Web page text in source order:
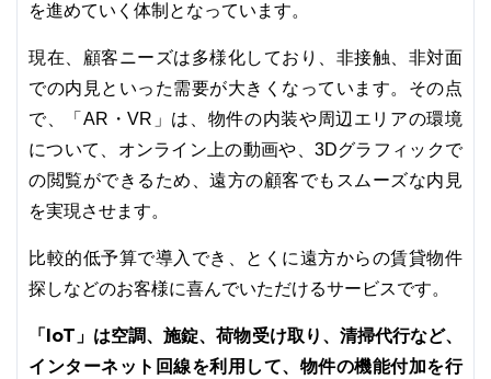
を進めていく体制となっています。
現在、顧客ニーズは多様化しており、非接触、非対面
での内見といった需要が大きくなっています。その点
で、「AR・VR」は、物件の内装や周辺エリアの環境
について、オンライン上の動画や、3Dグラフィックで
の閲覧ができるため、遠方の顧客でもスムーズな内見
を実現させます。
比較的低予算で導入でき、とくに遠方からの賃貸物件
探しなどのお客様に喜んでいただけるサービスです。
「IoT」は空調、施錠、荷物受け取り、清掃代行など、
インターネット回線を利用して、物件の機能付加を行